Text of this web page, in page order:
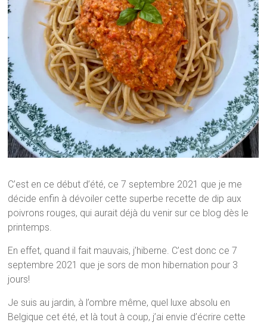
C’est en ce début d’été, ce 7 septembre 2021 que je me
décide enfin à dévoiler cette superbe recette de dip aux
poivrons rouges, qui aurait déjà du venir sur ce blog dès le
printemps.
En effet, quand il fait mauvais, j’hiberne. C’est donc ce 7
septembre 2021 que je sors de mon hibernation pour 3
jours!
Je suis au jardin, à l’ombre même, quel luxe absolu en
Belgique cet été, et là tout à coup, j’ai envie d’écrire cette